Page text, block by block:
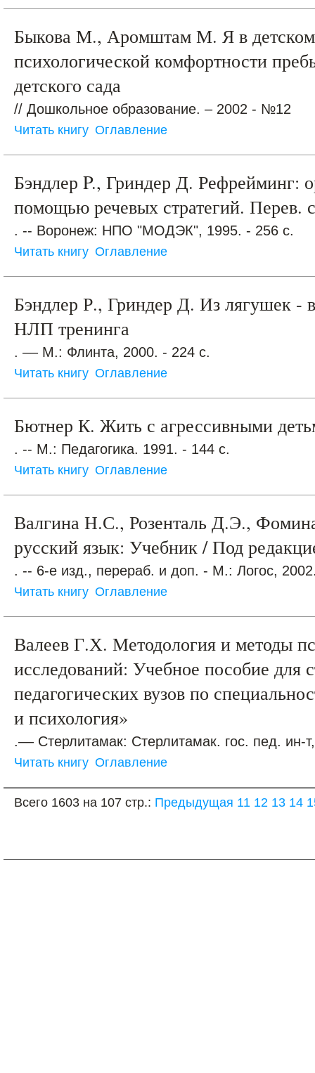
Быкова М., Аромштам М. Я в детском
психологической комфортности
детского сада
// Дошкольное образование. – 2002 - №12
Читать книгу Оглавление
Бэндлер P., Гриндер Д. Рефрейминг:
помощью речевых стратегий. Перев.
. -- Воронеж: НПО "МОДЭК", 1995. - 256 с.
Читать книгу Оглавление
Бэндлер Р., Гриндер Д. Из лягушек -
НЛП тренинга
. –– М.: Флинта, 2000. - 224 с.
Читать книгу Оглавление
Бютнер К. Жить с агрессивными
. -- М.: Педагогика. 1991. - 144 с.
Читать книгу Оглавление
Валгина Н.С., Розенталь Д.Э.,
русский язык: Учебник / Под
. -- 6-е изд., перераб. и доп. - М.: Логос,
Читать книгу Оглавление
Валеев Г.Х. Методология и методы
исследований: Учебное пособие для
педагогических вузов по
и психология»
.–– Стерлитамак: Стерлитамак. гос. пед. ин-
Читать книгу Оглавление
Всего 1603 на 107 стр.: Предыдущая 11 12 13 14